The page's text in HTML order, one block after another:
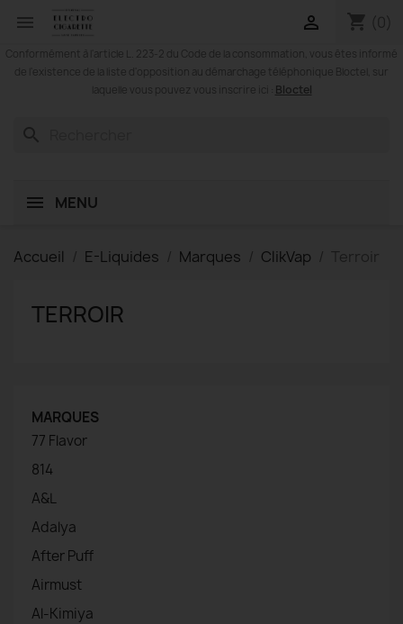
 shopping_cart (0)

Conformément à l'article L. 223-2 du Code de la consommation, vous êtes informé
de l'existence de la liste d'opposition au démarchage téléphonique Bloctel, sur
laquelle vous pouvez vous inscrire ici : Bloctel
search
MENU
Accueil E-Liquides Marques ClikVap Terroir
TERROIR
MARQUES
77 Flavor
814
A&L
Adalya
After Puff
Airmust
Al-Kimiya